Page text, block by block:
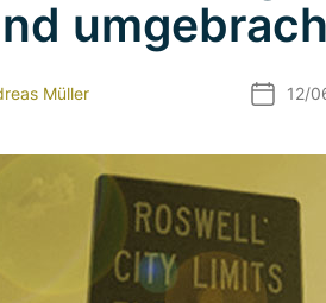
Müller 12/